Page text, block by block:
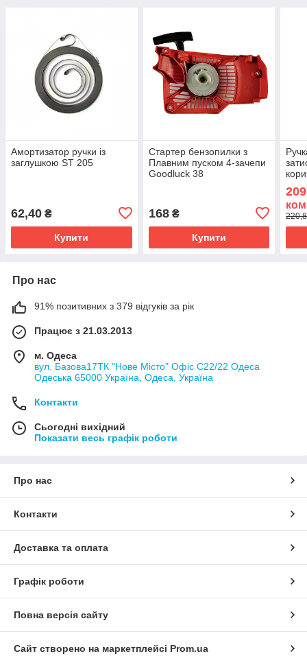
Амортизатор ручки із
заглушкою ST 205
62,40 ₴
Купити
Стартер бензопилки з
Плавним пуском 4-зачепи
Goodluck 38
168₴
Купити
Про нас
91% позитивних з 379 відгуків за рік
Працює з 21.03.2013
м. Одеса
вул. Базова17ТК "Нове Місто" Офіс С22/22 Одеса
Одеська 65000 Україна, Одеса, Україна
Контакти
Сьогодні вихідний
Показати весь графік роботи
Про нас
Контакти
Доставка та оплата
Графік роботи
Повна версія сайту
Сайт створено на маркетплейсі Prom.ua